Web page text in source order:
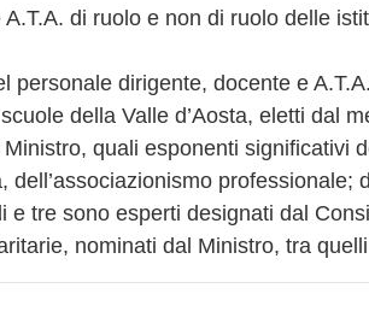
di ruolo e non di ruolo delle
personale dirigente, docente e
della Valle d’Aosta, eletti dal
quali esponenti significativi
dell’associazionismo
e tre sono esperti designati dal
nominati dal Ministro, tra